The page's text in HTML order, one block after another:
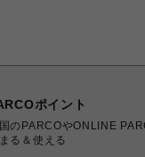
ポイント
のPARCOやONLINE
る＆使える